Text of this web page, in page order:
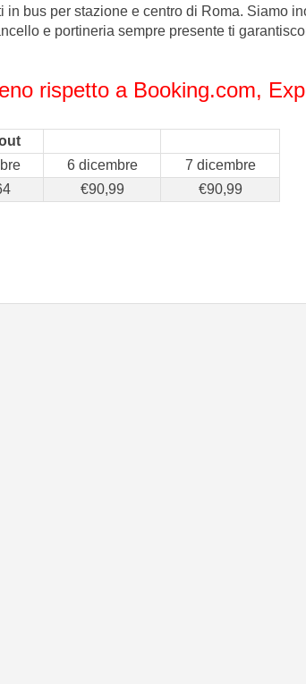
bus per stazione e centro di Roma. Siamo
e portineria sempre presente ti
rispetto a Booking.com,
6 dicembre
7 dicembre
€90,99 €90,99